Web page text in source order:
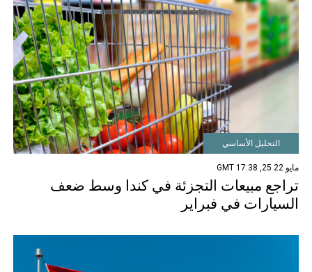
التحليل الأساسي
مايو 22 25, 17:38 GMT
تراجع مبيعات التجزئة في كندا وسط ضعف
السيارات في فبراير